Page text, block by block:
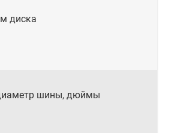
диска
шины, дюймы